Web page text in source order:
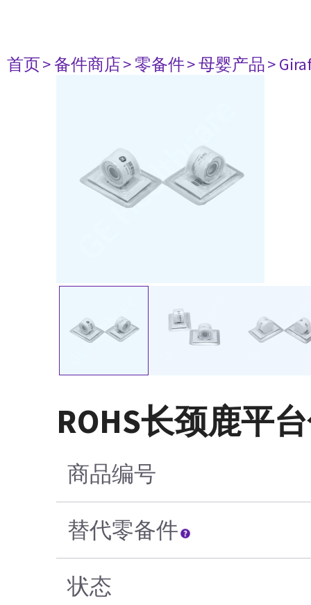
首页> 备件商店> 零备件> 母婴产品>
ROHS长颈鹿平
商品编号
替代零备件
状态